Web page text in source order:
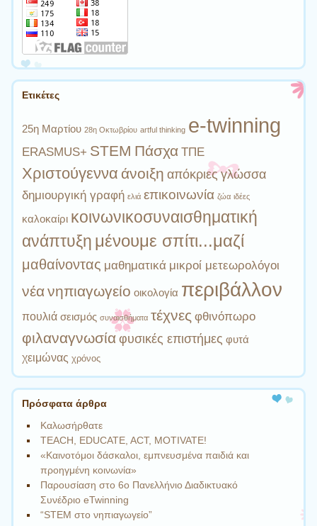
Ετικέτες
25η Μαρτίου 28η Οκτωβρίου artful thinking e-twinning
ERASMUS+ STEM Πάσχα ΤΠΕ
Χριστούγεννα άνοιξη απόκριες γλώσσα
δημιουργική γραφή ελιά επικοινωνία ζώα ιδέες
καλοκαίρι κοινωνικοσυναισθηματική
ανάπτυξη μένουμε σπίτι...μαζί
μαθαίνοντας μαθηματικά μικροί μετεωρολόγοι
νέανηπιαγωγείο οικολογία περιβάλλον
πουλιά σεισμός συναισθήματα τέχνες φθινόπωρο
φιλαναγνωσία φυσικές επιστήμες φυτά
χειμώνας χρόνος
Πρόσφατα άρθρα
Καλωσήρθατε
TEACH, EDUCATE, ACT, MOTIVATE!
«Καινοτόμοι δάσκαλοι, εμπνευσμένα παιδιά και
προηγμένη κοινωνία»
Παρουσίαση στο 6o Πανελλήνιο Διαδικτυακό
Συνέδριο eTwinning
“STEM στο νηπιαγωγείο”